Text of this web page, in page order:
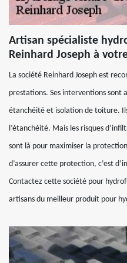
Artisan spécialiste
Reinhard Joseph à
La société Reinhard Joseph est
prestations. Ses interventions sont
étanchéité et isolation de toiture.
l’étanchéité. Mais les risques
sont là pour maximiser la
d’assurer cette protection, c’est
Contactez cette société pour
artisans du meilleur produit pour